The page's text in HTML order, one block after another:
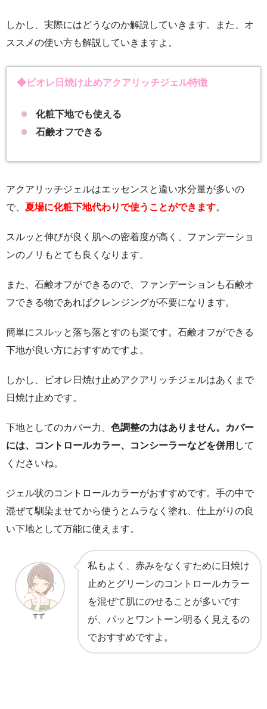
しかし、実際にはどうなのか解説していきます。また、オ
ススメの使い方も解説していきますよ。
◆ビオレ日焼け止めアクアリッチジェル特徴
化粧下地でも使える
石鹸オフできる
アクアリッチジェルはエッセンスと違い水分量が多いの
で、 夏場に化粧下地代わりで使うことができます。
スルッと伸びが良く肌への密着度が高く、ファンデーショ
ンのノリもとても良くなります。
また、石鹸オフができるので、ファンデーションも石鹸オ
フできる物であればクレンジングが不要になります。
簡単にスルッと落ち落とすのも楽です。石鹸オフができる
下地が良い方におすすめですよ。
しかし、ビオレ日焼け止めアクアリッチジェルはあくまで
日焼け止めです。
下地としてのカバー力、 色調整の力はありません。カバー
には、コントロールカラー、コンシーラーなどを併用 して
くださいね。
ジェル状のコントロールカラーがおすすめです。手の中で
混ぜて馴染ませてから使うとムラなく塗れ、仕上がりの良
い下地として万能に使えます。
私もよく、赤みをなくすために日焼け
止めとグリーンのコントロールカラー
を混ぜて肌にのせることが多いです
が、パッとワントーン明るく見えるの
でおすすめですよ。
すず